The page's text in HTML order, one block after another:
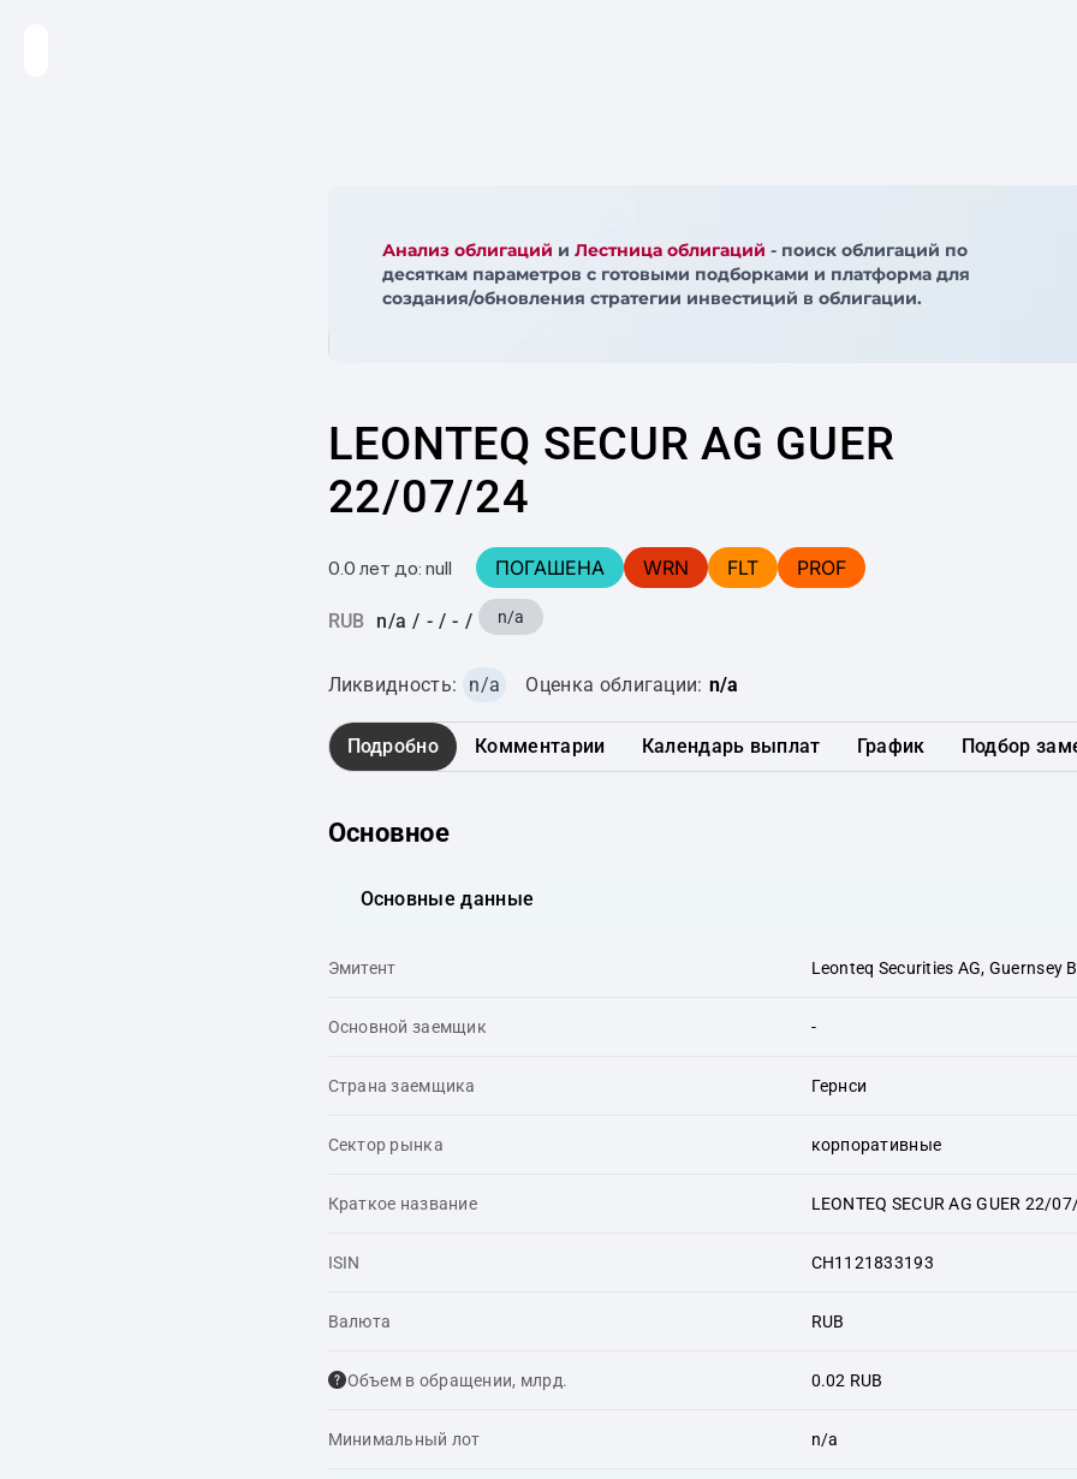
Анализ облигаций и Лестница облигаций - поиск облигаций по
десяткам параметров с готовыми подборками и платформа для
создания/обновления стратегии инвестиций в облигации.
LEONTEQ SECUR AG GUER
22/07/24
0.0 лет до: null ПОГАШЕНА WRN FLT PROF
RUB n/a / - / - / n/a
Ликвидность: n/a Оценка облигации: n/a
Подробно Комментарии Календарь выплат График Подбор
Основное
Основные данные
Эмитент Leonteq Securities AG, Guernsey
Основной заемщик -
Страна заемщика Гернси
Сектор рынка корпоративные
Краткое название LEONTEQ SECUR AG GUER 22/
ISIN CH1121833193
Валюта RUB
Объем в обращении, млрд. 0.02 RUB
Минимальный лот n/a